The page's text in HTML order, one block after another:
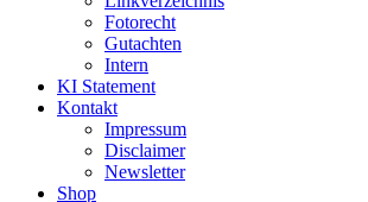
Fotorecht
Gutachten
Intern
KI Statement
Kontakt
Impressum
Disclaimer
Newsletter
Shop